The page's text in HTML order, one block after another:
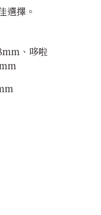
選擇。
、哆啦